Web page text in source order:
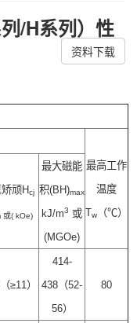
/H系列）性
资料下载
最高工作
温度
Tw （℃）
顽Hcj
或( kOe)
最大磁能
积(BH)max
kJ/m3 或
(MGOe)
≥11）
414-
438（52-
56）
80